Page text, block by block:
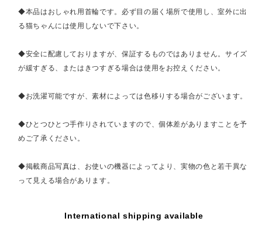
◆本品はおしゃれ用首輪です。必ず目の届く場所で使用し、室外に出
る猫ちゃんには使用しないで下さい。
◆安全に配慮しておりますが、保証するものではありません。サイズ
が緩すぎる、またはきつすぎる場合は使用をお控えください。
◆お洗濯可能ですが、素材によっては色移りする場合がございます。
◆ひとつひとつ手作りされていますので、個体差がありますことを予
めご了承ください。
◆掲載商品写真は、お使いの機器によってより、実物の色と若干異な
って見える場合があります。
International shipping available